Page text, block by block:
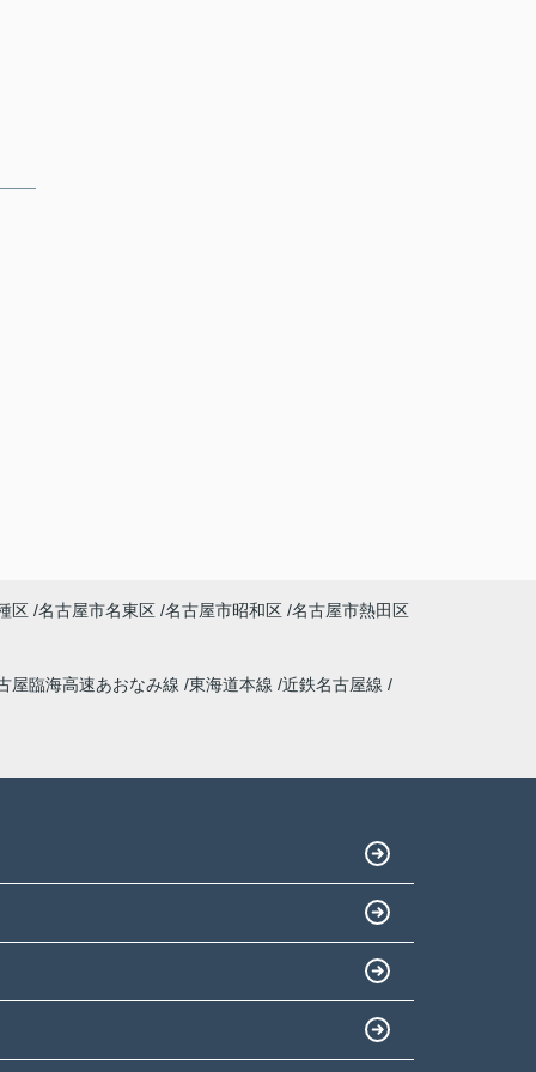
区 名古屋市名東区 名古屋市昭和区 名古屋市熱田区
屋臨海高速あおなみ線 東海道本線 近鉄名古屋線